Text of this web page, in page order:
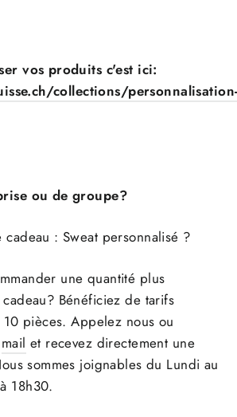
vos produits c'est ici:
collections/
ou de groupe?
cadeau : Sweat personnalisé ?
une quantité plus
Bénéficiez de tarifs
pièces. Appelez nous ou
mail et recevez directement une
sommes joignables du Lundi au
18h30.